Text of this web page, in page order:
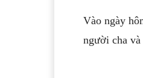
Vào ngày
người cha